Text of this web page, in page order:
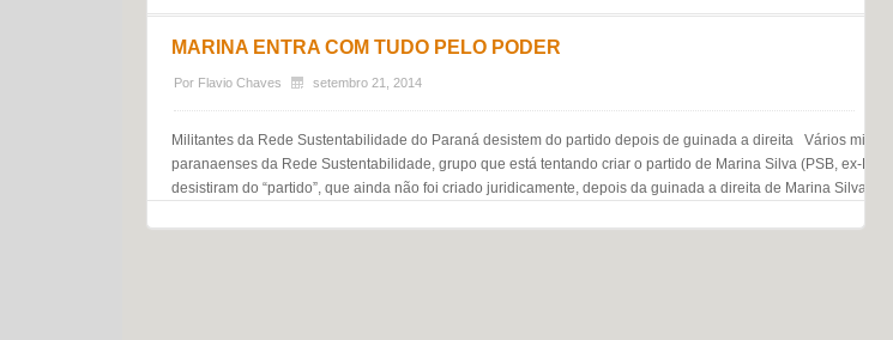
MARINA ENTRA COM TUDO PELO PODER
Por Flavio Chaves setembro 21, 2014
Militantes da Rede Sustentabilidade do Paraná desistem do partido depois de guinada a direita Vários
paranaenses da Rede Sustentabilidade, grupo que está tentando criar o partido de Marina Silva (PSB, ex-PT,
desistiram do “partido”, que ainda não foi criado juridicamente, depois da guinada a direita de Marina Silva e